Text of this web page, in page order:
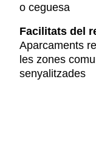
o ceguesa
Facilitats del
Aparcaments
les zones
senyalitzades